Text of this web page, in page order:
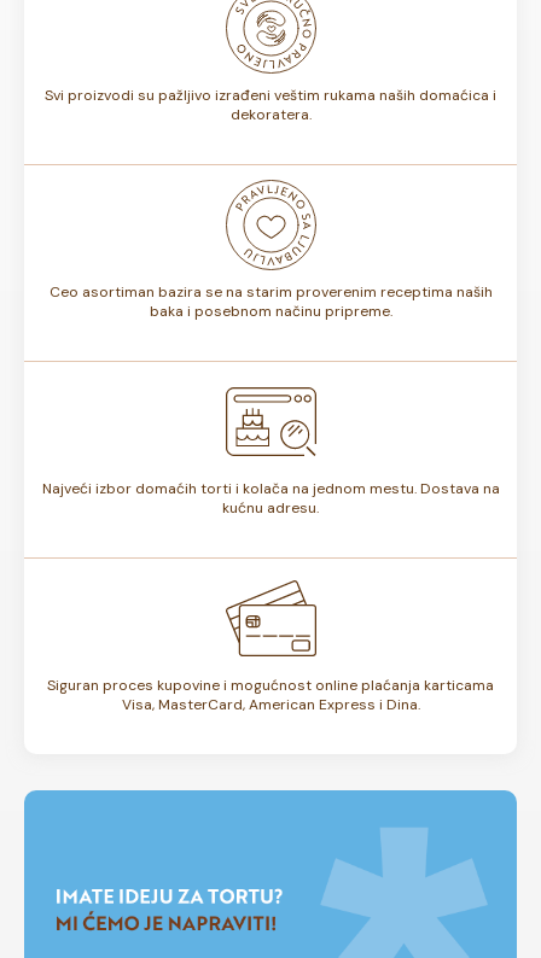
biti od 7 do 10 dana. Rok trajanja je istaknut na deklaraciji
Svi proizvodi su pažljivo izrađeni veštim rukama naših domaćica i
dekoratera.
Ceo asortiman bazira se na starim proverenim receptima naših
baka i posebnom načinu pripreme.
Najveći izbor domaćih torti i kolača na jednom mestu. Dostava na
kućnu adresu.
Siguran proces kupovine i mogućnost online plaćanja karticama
Visa, MasterCard, American Express i Dina.